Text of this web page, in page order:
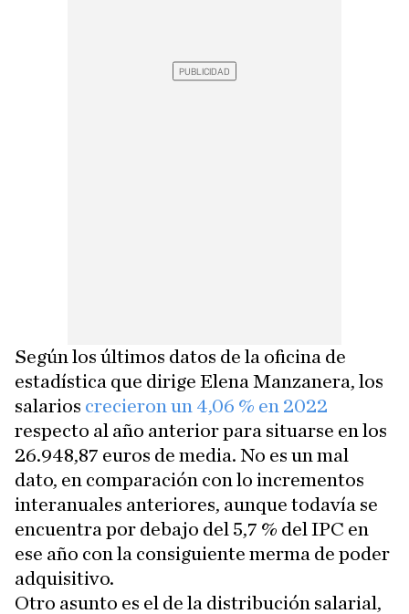
Según los últimos datos de la oficina de
estadística que dirige Elena Manzanera, los
salarios crecieron un 4,06 % en 2022
respecto al año anterior para situarse en los
26.948,87 euros de media. No es un mal
dato, en comparación con lo incrementos
interanuales anteriores, aunque todavía se
encuentra por debajo del 5,7 % del IPC en
ese año con la consiguiente merma de poder
adquisitivo.
Otro asunto es el de la distribución salarial,